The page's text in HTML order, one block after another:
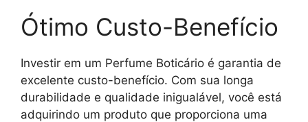
Ótimo Custo-Benefício
Investir em um Perfume Boticário é garantia de
excelente custo-benefício. Com sua longa
durabilidade e qualidade inigualável, você está
adquirindo um produto que proporciona uma